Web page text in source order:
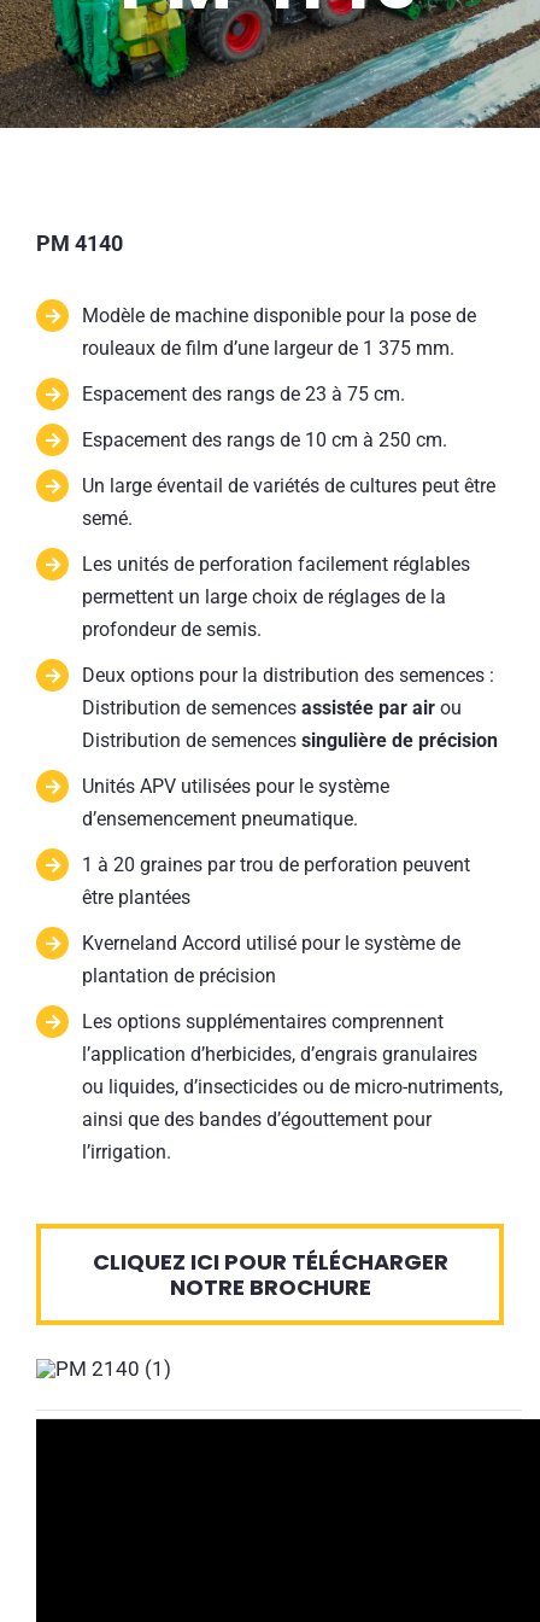
PM 4140
Modèle de machine disponible pour la pose de
rouleaux de film d’une largeur de 1 375 mm.
Espacement des rangs de 23 à 75 cm.
Espacement des rangs de 10 cm à 250 cm.
Un large éventail de variétés de cultures peut être
semé.
Les unités de perforation facilement réglables
permettent un large choix de réglages de la
profondeur de semis.
Deux options pour la distribution des semences :
Distribution de semencesassistée par air ou
Distribution de semencessingulière de précision
Unités APV utilisées pour le système
d’ensemencement pneumatique.
1 à 20 graines par trou de perforation peuvent
être plantées
Kverneland Accord utilisé pour le système de
plantation de précision
Les options supplémentaires comprennent
l’application d’herbicides, d’engrais granulaires
ou liquides, d’insecticides ou de micro-nutriments,
ainsi que des bandes d’égouttement pour
l’irrigation.
CLIQUEZ ICI POUR TÉLÉCHARGER
NOTRE BROCHURE